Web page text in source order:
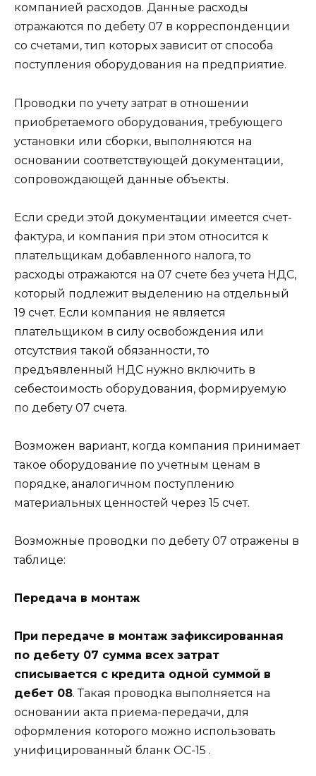
компанией расходов. Данные расходы
отражаются по дебету 07 в корреспонденции
со счетами, тип которых зависит от способа
поступления оборудования на предприятие.
Проводки по учету затрат в отношении
приобретаемого оборудования, требующего
установки или сборки, выполняются на
основании соответствующей документации,
сопровождающей данные объекты.
Если среди этой документации имеется счет-
фактура, и компания при этом относится к
плательщикам добавленного налога, то
расходы отражаются на 07 счете без учета НДС,
который подлежит выделению на отдельный
19 счет. Если компания не является
плательщиком в силу освобождения или
отсутствия такой обязанности, то
предъявленный НДС нужно включить в
себестоимость оборудования, формируемую
по дебету 07 счета.
Возможен вариант, когда компания принимает
такое оборудование по учетным ценам в
порядке, аналогичном поступлению
материальных ценностей через 15 счет.
Возможные проводки по дебету 07 отражены в
таблице:
Передача в монтаж
При передаче в монтаж зафиксированная
по дебету 07 сумма всех затрат
списывается с кредита одной суммой в
дебет 08. Такая проводка выполняется на
основании акта приема-передачи, для
оформления которого можно использовать
унифицированный бланк ОС-15 .